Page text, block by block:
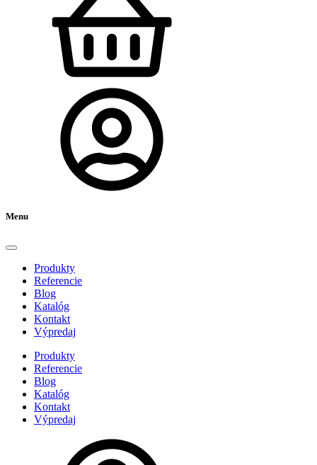
Menu
Produkty
Referencie
Blog
Katalóg
Kontakt
Výpredaj
Produkty
Referencie
Blog
Katalóg
Kontakt
Výpredaj